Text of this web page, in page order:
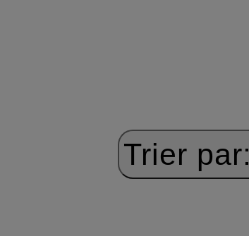
Trier par: